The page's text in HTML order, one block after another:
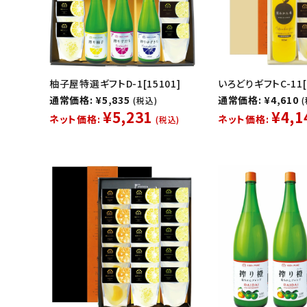
柚子屋特選ギフトD-1[15101]
通常価格: ¥5,835 (税込)
ネット価格: ¥5,231 (税込)
いろどりギフトC-
通常価格: ¥4,610 (
ネット価格: